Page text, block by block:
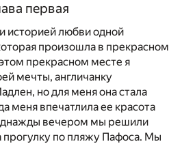
первая
историей любви одной
произошла в прекрасном
прекрасном месте я
мечты, англичанку
но для меня она стала
меня впечатлила ее красота
вечером мы решили
прогулку по пляжу Пафоса. Мы